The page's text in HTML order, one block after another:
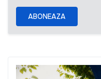
ABONEAZA